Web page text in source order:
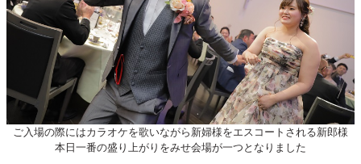
ご入場の際にはカラオケを歌いながら新婦様をエスコートされる新郎様
本日一番の盛り上がりをみせ会場が一つとなりました